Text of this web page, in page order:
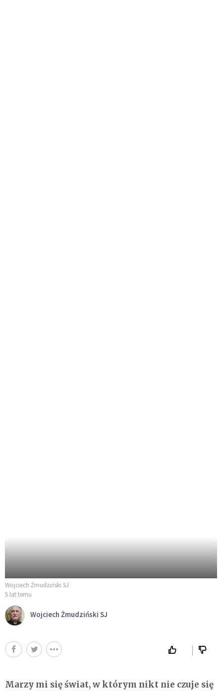
Wojciech Żmudziński SJ
5 lat temu
Wojciech Żmudziński SJ
Marzy mi się świat, w którym nikt nie czuje się